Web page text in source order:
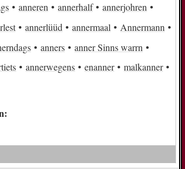
anneren annerhalf
annerjohren
annerlüüd annermaal
Annermann
anners
anner Sinns warrn
annerwegens enanner
malkanner